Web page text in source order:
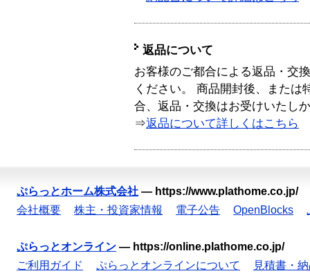
返品について
お客様のご都合による返品・交
ください。 商品開封後、または
合、返品・交換はお受けいたし
⇒返品について詳しくはこちら
ぷらっとホーム株式会社 — https://www.plathome.co.jp/
会社概要
株主・投資家情報 電子公告 OpenBlocks
ぷらっとオンライン — https://online.plathome.co.jp/
ご利用ガイド
ぷらっとオンラインについて
見積書・